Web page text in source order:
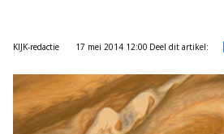
KIJK-redactie 17 mei 2014 12:00 Deel dit artikel: